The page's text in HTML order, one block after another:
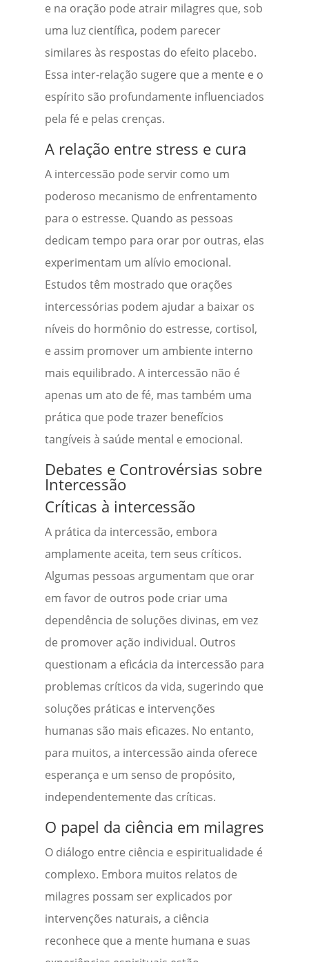
e na oração pode atrair milagres que, sob
uma luz científica, podem parecer
similares às respostas do efeito placebo.
Essa inter-relação sugere que a mente e o
espírito são profundamente influenciados
pela fé e pelas crenças.
A relação entre stress e cura
A intercessão pode servir como um
poderoso mecanismo de enfrentamento
para o estresse. Quando as pessoas
dedicam tempo para orar por outras, elas
experimentam um alívio emocional.
Estudos têm mostrado que orações
intercessórias podem ajudar a baixar os
níveis do hormônio do estresse, cortisol,
e assim promover um ambiente interno
mais equilibrado. A intercessão não é
apenas um ato de fé, mas também uma
prática que pode trazer benefícios
tangíveis à saúde mental e emocional.
Debates e Controvérsias sobre
Intercessão
Críticas à intercessão
A prática da intercessão, embora
amplamente aceita, tem seus críticos.
Algumas pessoas argumentam que orar
em favor de outros pode criar uma
dependência de soluções divinas, em vez
de promover ação individual. Outros
questionam a eficácia da intercessão para
problemas críticos da vida, sugerindo que
soluções práticas e intervenções
humanas são mais eficazes. No entanto,
para muitos, a intercessão ainda oferece
esperança e um senso de propósito,
independentemente das críticas.
O papel da ciência em milagres
O diálogo entre ciência e espiritualidade é
complexo. Embora muitos relatos de
milagres possam ser explicados por
intervenções naturais, a ciência
reconhece que a mente humana e suas